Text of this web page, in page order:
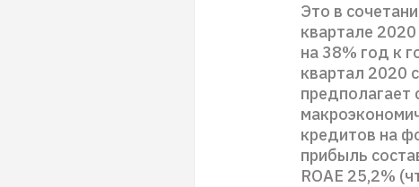
Это в
квартале
на 38% год к
квартал 2020
предполагает
кредитов на
прибыль
ROAE 25,2%